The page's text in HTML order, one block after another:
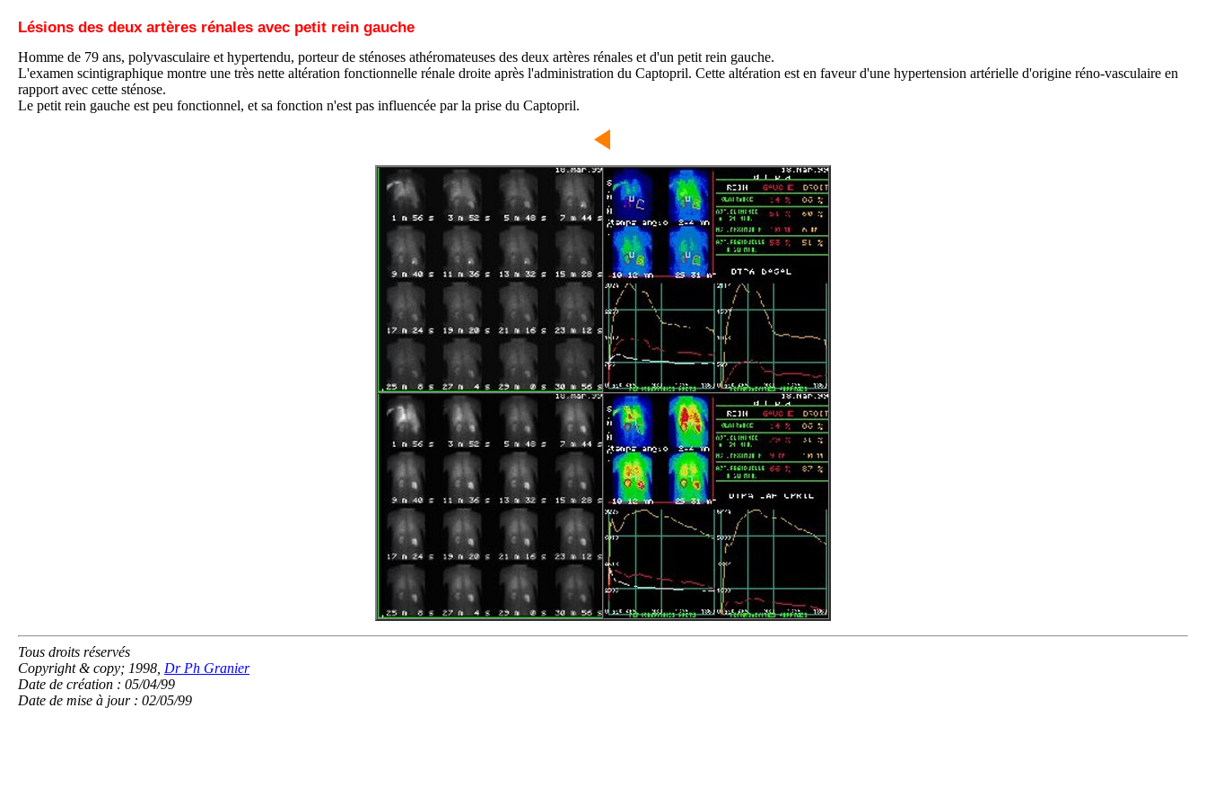
Lésions des deux artères rénales avec petit rein gauche
Homme de 79 ans, polyvasculaire et hypertendu, porteur de sténoses athéromateuses des deux artères rénales et d'un petit rein gauche.
L'examen scintigraphique montre une très nette altération fonctionnelle rénale droite après l'administration du Captopril. Cette altération est en faveur d'une hypertension artérielle d'origine réno-vasculaire en
rapport avec cette sténose.
Le petit rein gauche est peu fonctionnel, et sa fonction n'est pas influencée par la prise du Captopril.
Tous droits réservés
Copyright & copy; 1998, Dr Ph Granier
Date de création : 05/04/99
Date de mise à jour : 02/05/99